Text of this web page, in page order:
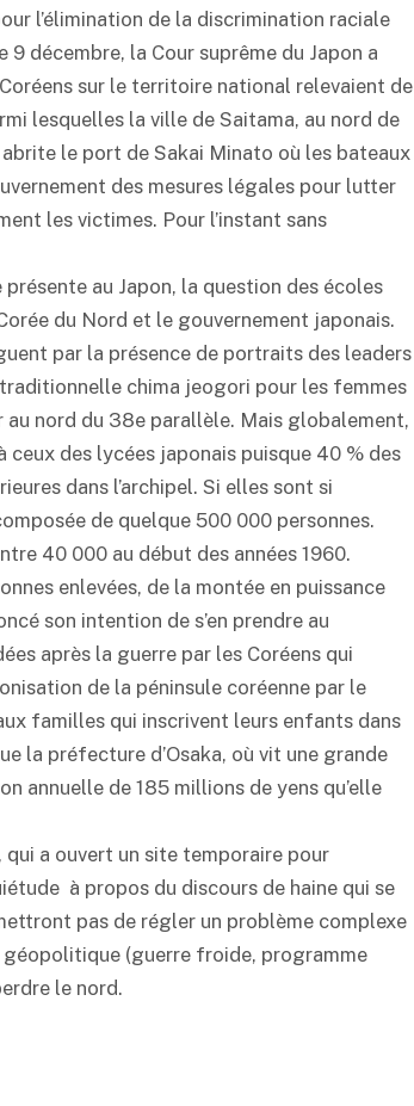
l’élimination de la discrimination raciale
9 décembre, la Cour suprême du Japon a
sur le territoire national relevaient de
lesquelles la ville de Saitama, au nord de
le port de Sakai Minato où les bateaux
des mesures légales pour lutter
les victimes. Pour l’instant sans
au Japon, la question des écoles
du Nord et le gouvernement japonais.
par la présence de portraits des leaders
chima jeogori pour les femmes
nord du 38e parallèle. Mais globalement,
des lycées japonais puisque 40 % des
dans l’archipel. Si elles sont si
de quelque 500 000 personnes.
40 000 au début des années 1960.
enlevées, de la montée en puissance
son intention de s’en prendre au
après la guerre par les Coréens qui
de la péninsule coréenne par le
familles qui inscrivent leurs enfants dans
la préfecture d’Osaka, où vit une grande
annuelle de 185 millions de yens qu’elle
qui a ouvert un site temporaire pour
à propos du discours de haine qui se
pas de régler un problème complexe
(guerre froide, programme
le nord.